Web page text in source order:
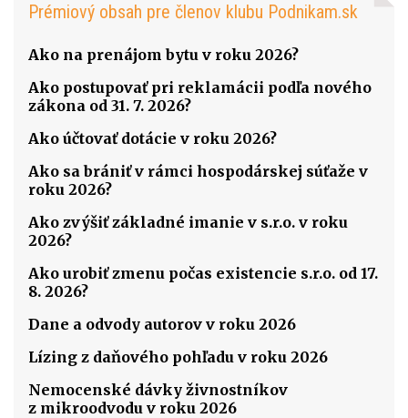
Prémiový obsah pre členov klubu Podnikam.sk
Ako na prenájom bytu v roku 2026?
Ako postupovať pri reklamácii podľa nového
zákona od 31. 7. 2026?
Ako účtovať dotácie v roku 2026?
Ako sa brániť v rámci hospodárskej súťaže v
roku 2026?
Ako zvýšiť základné imanie v s.r.o. v roku
2026?
Ako urobiť zmenu počas existencie s.r.o. od 17.
8. 2026?
Dane a odvody autorov v roku 2026
Lízing z daňového pohľadu v roku 2026
Nemocenské dávky živnostníkov
z mikroodvodu v roku 2026